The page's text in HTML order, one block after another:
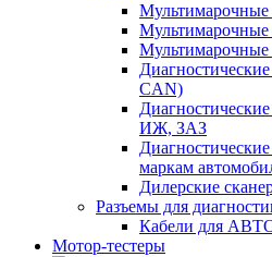
Мультимарочные
Мультимарочные
Мультимарочные
CAN)
ИЖ, ЗАЗ
маркам
Дилерские
Разъемы для
Кабели для
Мотор-тестеры